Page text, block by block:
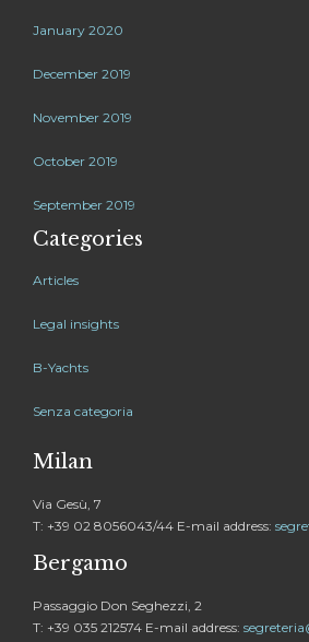
January 2020
December 2019
November 2019
October 2019
September 2019
Categories
Articles
Legal insights
B-Yachts
Senza categoria
Milan
Via Gesù, 7
T: +39 02 8056043/44 E-mail address:
Bergamo
Passaggio Don Seghezzi, 2
T: +39 035 212574 E-mail address: